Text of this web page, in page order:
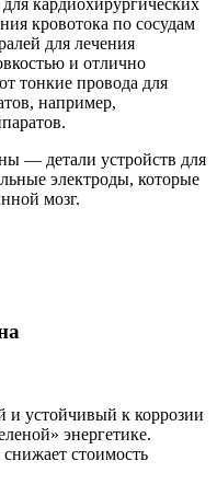
кардиохирургических
кровотока по сосудам
для лечения
и отлично
тонкие провода для
например,
— детали устройств для
электроды, которые
мозг.
устойчивый к коррозии
энергетике.
стоимость